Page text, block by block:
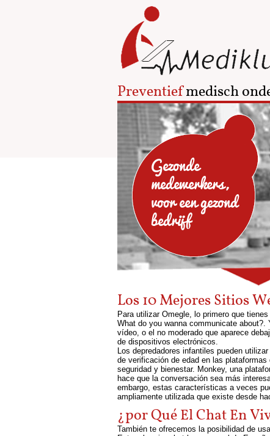
Preventiefmedisch
Gezonde
medewerkers,
voor een gezond
bedrijf
Los 10 Mejores Sitios
Para utilizar Omegle, lo primero que
What do you wanna communicate
vídeo, o el no moderado que aparece
de dispositivos electrónicos.
Los depredadores infantiles pueden
de verificación de edad en las
seguridad y bienestar. Monkey, una
hace que la conversación sea más
embargo, estas características a veces
ampliamente utilizada que existe desde
¿por Qué El Chat En
También te ofrecemos la posibilidad de